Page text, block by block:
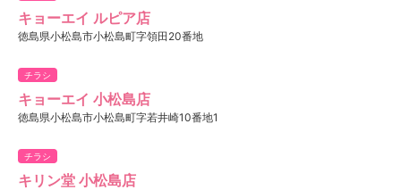
キョーエイ ルピア店
徳島県小松島市小松島町字領田20番地
チラシ
キョーエイ 小松島店
徳島県小松島市小松島町字若井崎10番地1
チラシ
キリン堂 小松島店